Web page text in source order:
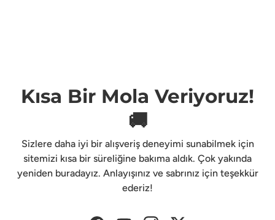
Kısa Bir Mola Veriyoruz!
🚚
Sizlere daha iyi bir alışveriş deneyimi sunabilmek için
sitemizi kısa bir süreliğine bakıma aldık. Çok yakında
yeniden buradayız. Anlayışınız ve sabrınız için teşekkür
ederiz!